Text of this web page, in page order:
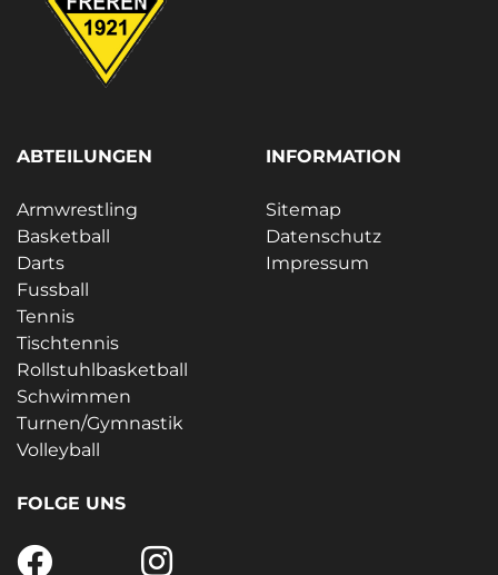
ABTEILUNGEN
Armwrestling
Basketball
Darts
Fussball
Tennis
Tischtennis
Rollstuhlbasketball
Schwimmen
Turnen/Gymnastik
Volleyball
INFORMATION
Sitemap
Datenschutz
Impressum
FOLGE UNS